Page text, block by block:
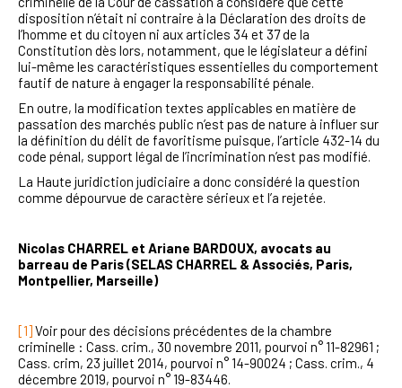
disposition n’était ni contraire à la Déclaration des droits de
l’homme et du citoyen ni aux articles 34 et 37 de la
Constitution dès lors, notamment, que le législateur a défini
lui-même les caractéristiques essentielles du comportement
fautif de nature à engager la responsabilité pénale.
En outre, la modification textes applicables en matière de
passation des marchés public n’est pas de nature à influer sur
la définition du délit de favoritisme puisque, l’article 432-14 du
code pénal, support légal de l’incrimination n’est pas modifié.
La Haute juridiction judiciaire a donc considéré la question
comme dépourvue de caractère sérieux et l’a rejetée.
Nicolas CHARREL et Ariane BARDOUX, avocats au
barreau de Paris (SELAS CHARREL & Associés, Paris,
Montpellier, Marseille)
[1]Voir pour des décisions précédentes de la chambre
criminelle : Cass. crim., 30 novembre 2011, pourvoi n° 11-82961 ;
Cass. crim, 23 juillet 2014, pourvoi n° 14-90024 ; Cass. crim., 4
décembre 2019, pourvoi n° 19-83446.